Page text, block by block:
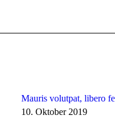
Mauris volutpat, libero
10. Oktober 2019